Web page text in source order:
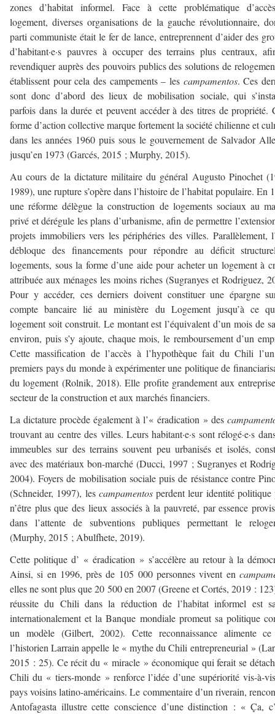
zones d’habitat informel. Face à cette problématique
logement, diverses organisations de la gauche révolutionnaire,
parti communiste était le fer de lance, entreprennent d’aider des
d’habitant·e·s pauvres à occuper des terrains plus centraux,
revendiquer auprès des pouvoirs publics des solutions de
établissent pour cela des campements – les campamentos. Ces
sont donc d’abord des lieux de mobilisation sociale, qui
parfois dans la durée et peuvent accéder à des titres de propriété.
forme d’action collective marque fortement la société chilienne et
dans les années 1960 puis sous le gouvernement de Salvador
jusqu’en 1973 (Garcés, 2015 ; Murphy, 2015).
Au cours de la dictature militaire du général Augusto Pinochet
1989), une rupture s’opère dans l’histoire de l’habitat populaire. En
une réforme délègue la construction de logements sociaux au
privé et dérégule les plans d’urbanisme, afin de permettre
projets immobiliers vers les périphéries des villes. Parallèlement,
débloque des financements pour répondre au déficit
logements, sous la forme d’une aide pour acheter un logement à
attribuée aux ménages les moins riches (Sugranyes et Rodriguez,
Pour y accéder, ces derniers doivent constituer une épargne
compte bancaire lié au ministère du Logement jusqu’à ce
logement soit construit. Le montant est l’équivalent d’un mois de
environ, puis s’y ajoute, chaque mois, le remboursement d’un
Cette massification de l’accès à l’hypothèque fait du Chili
premiers pays du monde à expérimenter une politique de
du logement (Rolnik, 2018). Elle profite grandement aux
secteur de la construction et aux marchés financiers.
La dictature procède également à l’« éradication » des
trouvant au centre des villes. Leurs habitant·e·s sont rélogé·e·s
immeubles sur des terrains souvent peu urbanisés et isolés,
avec des matériaux bon-marché (Ducci, 1997 ; Sugranyes et
2004). Foyers de mobilisation sociale puis de résistance contre
(Schneider, 1997), les campamentos perdent leur identité politique
n’être plus que des lieux associés à la pauvreté, par essence
dans l’attente de subventions publiques permettant le
(Murphy, 2015 ; Abulfhete, 2019).
Cette politique d’ « éradication » s’accélère au retour à la
Ainsi, si en 1996, près de 105 000 personnes vivent en
elles ne sont plus que 20 500 en 2007 (Greene et Cortés, 2019 :
réussite du Chili dans la réduction de l’habitat informel est
internationalement et la Banque mondiale promeut sa politique
un modèle (Gilbert, 2002). Cette reconnaissance alimente
l’historien Larrain appelle le « mythe du Chili entrepreneurial »
2015 : 25). Ce récit du « miracle » économique qui ferait se
Chili du « tiers-monde » renforce l’idée d’une supériorité vis-à-
pays voisins latino-américains. Le commentaire d’un riverain,
Antofagasta illustre cette conscience d’une distinction : « Ça,